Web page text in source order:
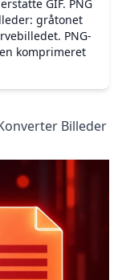
GIF. PNG
gråtonet
PNG-
komprimeret
Billeder